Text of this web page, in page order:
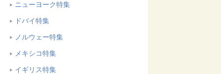
ニューヨーク特集
ドバイ特集
ノルウェー特集
メキシコ特集
イギリス特集